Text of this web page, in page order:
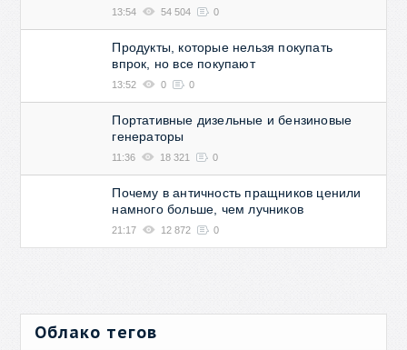
13:54 54 504 0
Продукты, которые нельзя покупать
впрок, но все покупают
13:52 0 0
Портативные дизельные и бензиновые
генераторы
11:36 18 321 0
Почему в античность пращников ценили
намного больше, чем лучников
21:17 12 872 0
Облако тегов